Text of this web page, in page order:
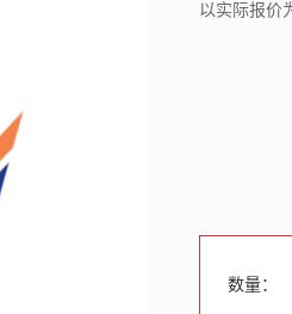
以实际报价
数量：